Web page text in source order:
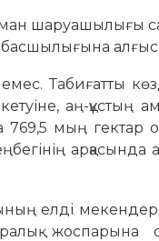
шаруашылығы
басшылығына
Табиғатты
аң-құстың
мың гектар
елді